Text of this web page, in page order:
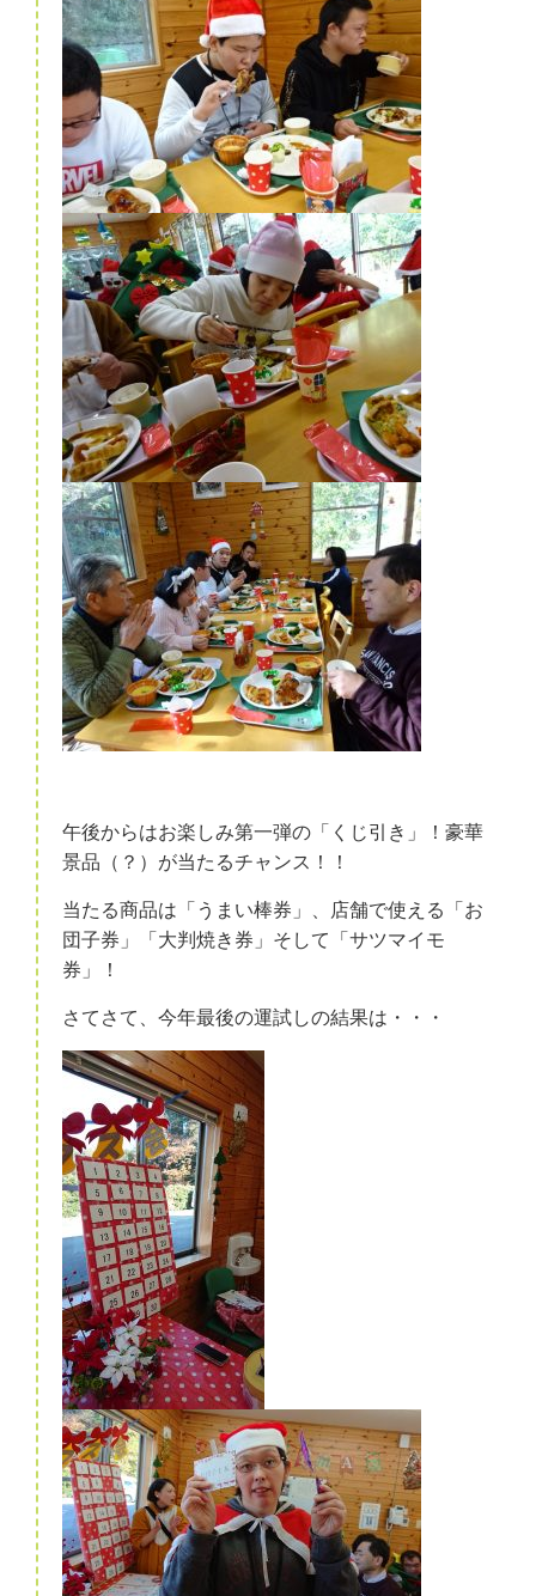
午後からはお楽しみ第一弾の「くじ引き」！豪華
景品（？）が当たるチャンス！！
当たる商品は「うまい棒券」、店舗で使える「お
団子券」「大判焼き券」そして「サツマイモ
券」！
さてさて、今年最後の運試しの結果は・・・